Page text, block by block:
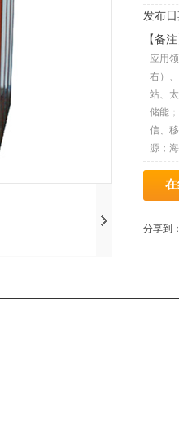
发布日
【备
应用
右）
站、
储能
信、
源；
分享到